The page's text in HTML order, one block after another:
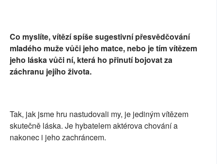
Co myslíte, vítězí spíše sugestivní přesvědčování
mladého muže vůči jeho matce, nebo je tím vítězem
jeho láska vůči ní, která ho přinutí bojovat za
záchranu jejího života.
Tak, jak jsme hru nastudovali my, je jediným vítězem
skutečně láska. Je hybatelem aktérova chování a
nakonec i jeho zachráncem.